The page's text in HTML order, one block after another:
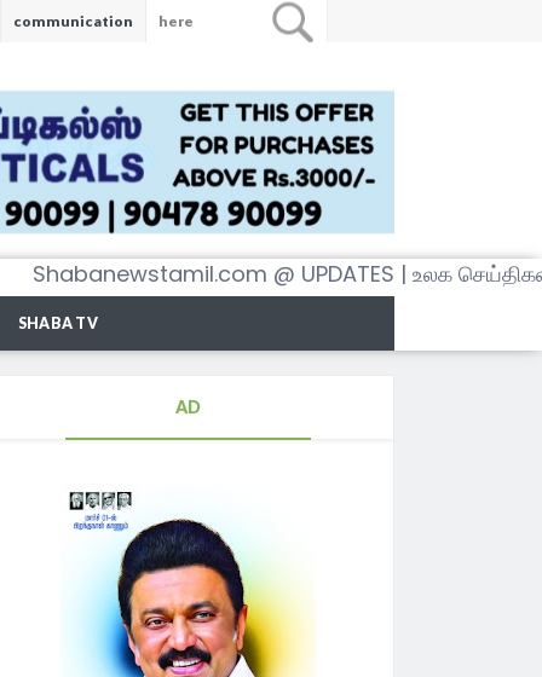
communication
@ UPDATES | உலக செய்திகள்
SHABA TV
AD